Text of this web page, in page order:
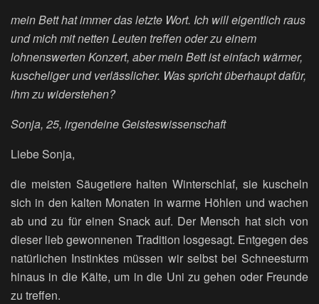
mein Bett hat immer das letzte Wort. Ich will eigentlich raus
und mich mit netten Leuten treffen oder zu einem
lohnenswerten Konzert, aber mein Bett ist einfach wärmer,
kuscheliger und verlässlicher. Was spricht überhaupt dafür,
ihm zu widerstehen?
Sonja, 25, irgendeine Geisteswissenschaft
Liebe Sonja,
die meisten Säugetiere halten Winterschlaf, sie kuscheln
sich in den kalten Monaten in warme Höhlen und wachen
ab und zu für einen Snack auf. Der Mensch hat sich von
dieser lieb gewonnenen Tradition losgesagt. Entgegen des
natürlichen Instinktes müssen wir selbst bei Schneesturm
hinaus in die Kälte, um in die Uni zu gehen oder Freunde
zu treffen.